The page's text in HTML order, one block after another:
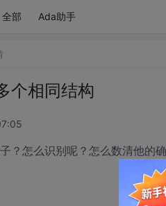
全部 Ada助手
个相同结构
？怎么识别呢？怎么数清他的